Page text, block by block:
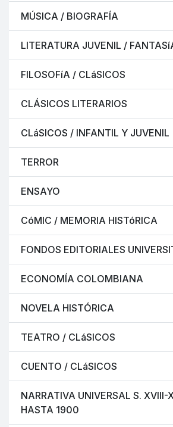
MÚSICA / BIOGRAFÍA
LITERATURA JUVENIL /
FILOSOFíA / CLáSICOS
CLÁSICOS LITERARIOS
CLáSICOS / INFANTIL Y JUVENIL
TERROR
ENSAYO
CóMIC / MEMORIA HISTóRICA
FONDOS EDITORIALES
ECONOMÍA COLOMBIANA
NOVELA HISTÓRICA
TEATRO / CLáSICOS
CUENTO / CLáSICOS
NARRATIVA UNIVERSAL S. XVIII-
HASTA 1900